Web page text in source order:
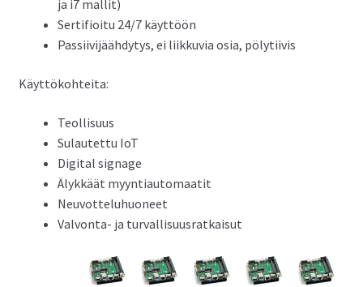
ja i7 mallit)
Sertifioitu 24/7 käyttöön
Passiivijäähdytys, ei liikkuvia osia, pölytiivis
Käyttökohteita:
Teollisuus
Sulautettu IoT
Digital signage
Älykkäät myyntiautomaatit
Neuvotteluhuoneet
Valvonta- ja turvallisuusratkaisut